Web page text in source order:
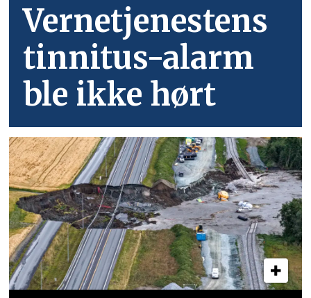
Vernetjenestens
tinnitus-alarm
ble ikke hørt